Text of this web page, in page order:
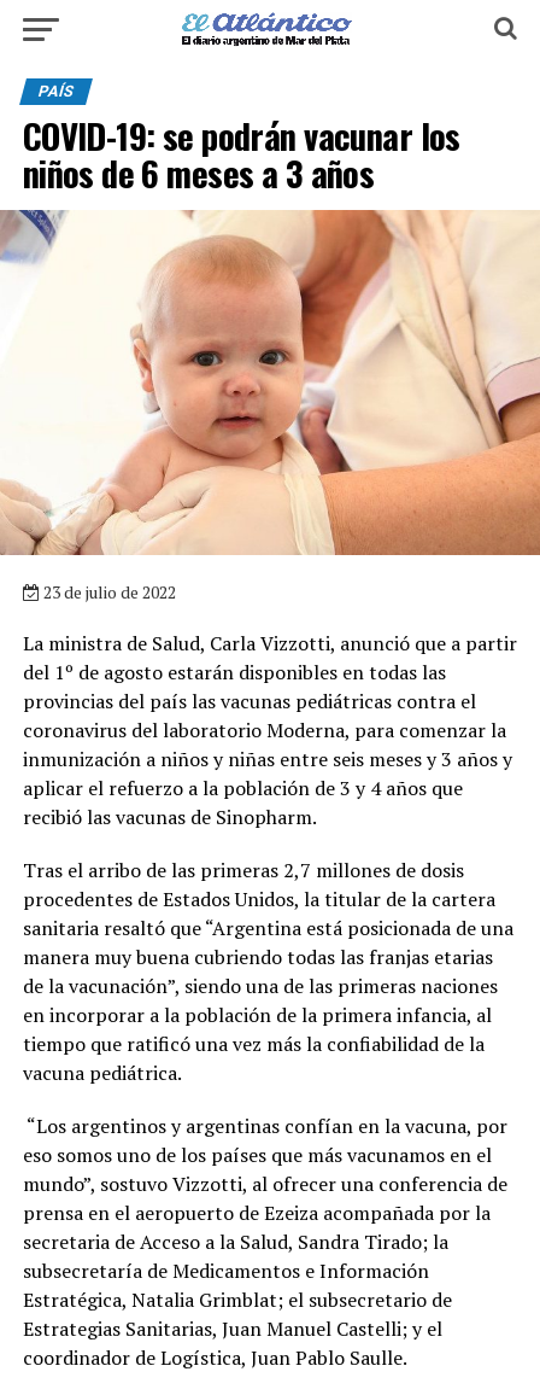
PAÍS
COVID-19: se podrán vacunar los
niños de 6 meses a 3 años
23 de julio de 2022
La ministra de Salud, Carla Vizzotti, anunció que a partir
del 1º de agosto estarán disponibles en todas las
provincias del país las vacunas pediátricas contra el
coronavirus del laboratorio Moderna, para comenzar la
inmunización a niños y niñas entre seis meses y 3 años y
aplicar el refuerzo a la población de 3 y 4 años que
recibió las vacunas de Sinopharm.
Tras el arribo de las primeras 2,7 millones de dosis
procedentes de Estados Unidos, la titular de la cartera
sanitaria resaltó que “Argentina está posicionada de una
manera muy buena cubriendo todas las franjas etarias
de la vacunación”, siendo una de las primeras naciones
en incorporar a la población de la primera infancia, al
tiempo que ratificó una vez más la confiabilidad de la
vacuna pediátrica.
“Los argentinos y argentinas confían en la vacuna, por
eso somos uno de los países que más vacunamos en el
mundo”, sostuvo Vizzotti, al ofrecer una conferencia de
prensa en el aeropuerto de Ezeiza acompañada por la
secretaria de Acceso a la Salud, Sandra Tirado; la
subsecretaría de Medicamentos e Información
Estratégica, Natalia Grimblat; el subsecretario de
Estrategias Sanitarias, Juan Manuel Castelli; y el
coordinador de Logística, Juan Pablo Saulle.